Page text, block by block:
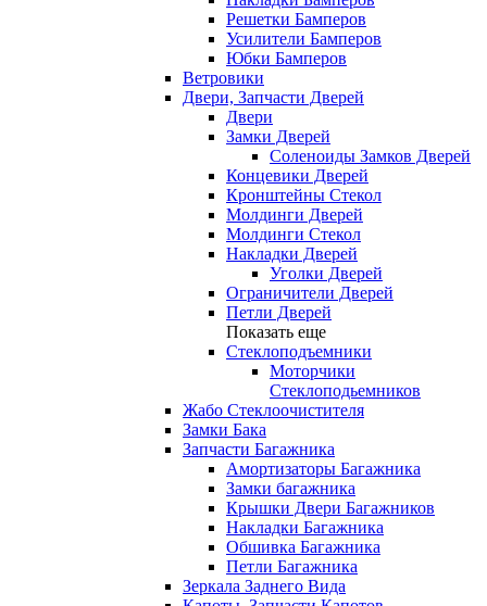
Решетки Бамперов
Усилители Бамперов
Юбки Бамперов
Ветровики
Двери, Запчасти Дверей
Двери
Замки Дверей
Соленоиды Замков Дверей
Концевики Дверей
Кронштейны Стекол
Молдинги Дверей
Молдинги Стекол
Накладки Дверей
Уголки Дверей
Ограничители Дверей
Петли Дверей
Показать еще
Стеклоподъемники
Моторчики
Стеклоподьемников
Жабо Стеклоочистителя
Замки Бака
Запчасти Багажника
Амортизаторы Багажника
Замки багажника
Крышки Двери Багажников
Накладки Багажника
Обшивка Багажника
Петли Багажника
Зеркала Заднего Вида